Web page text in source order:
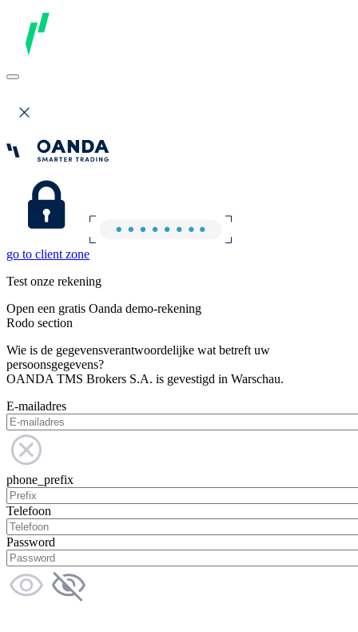
go to client zone
Test onze rekening
Open een gratis Oanda demo-rekening
Rodo section
Wie is de gegevensverantwoordelijke wat betreft uw
persoonsgegevens?
OANDA TMS Brokers S.A. is gevestigd in Warschau.
E-mailadres
phone_prefix
Telefoon
Password